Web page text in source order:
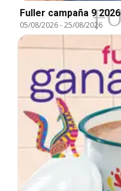
Fuller campaña 9 2026
05/08/2026-25/08/2026